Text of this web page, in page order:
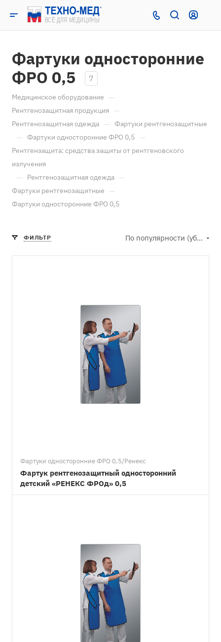
Фартуки односторонние
ФРО 0,5
7
Медицинское оборудование —
Рентгенозащитная продукция —
Рентгенозащитная одежда — Фартуки рентгенозащитные
— Фартуки односторонние ФРО 0,5 —
Рентгензащита: средства защиты от рентгеновского
излучения
— Рентгенозащитная одежда —
Фартуки рентгенозащитные —
Фартуки односторонние ФРО 0,5
ФИЛЬТР По популярности (убывание)
Фартуки односторонние ФРО 0,5/Ренекс
Фартук рентгенозащитный односторонний
детский «РЕНЕКС ФРОд» 0,5